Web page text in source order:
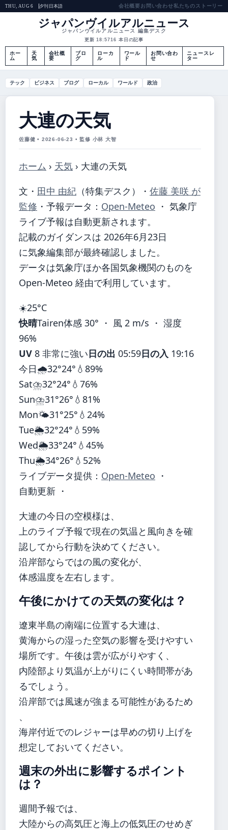
THU, AUG 6 夕刊 日本語 会社概要お問い合わせ私たちのストーリー
ジャパンヴイルアルニュース
ジャパンヴイルアルニュース 編集デスク
更新 18:5716 本日の記事
ホー
ム
天
気
会社概
要
ブロ
グ
ローカ
ル
ワール
ド
お問い合わ
せ
ニュースレ
ター
テック ビジネス ブログ ローカル ワールド 政治
大連の天気
佐藤健 • 2026-06-23 • 監修 小林 大智
ホーム › 天気 › 大連の天気
文・ 田中 由紀 （特集デスク） ・ 佐藤 美咲 が
監修 ・ 予報データ： Open-Meteo ・ 気象庁
ライブ予報は自動更新されます。
記載のガイダンスは 2026年6月23日
に気象編集部が最終確認しました。
データは気象庁ほか各国気象機関のものを
Open-Meteo 経由で利用しています。
☀️25°C
快晴Tairen体感 30° ・ 風 2 m/s ・ 湿度
96%
UV 8 非常に強い日の出 05:59日の入 19:16
今日🌧️32°24° 💧89%
Sat⛈️32°24° 💧76%
Sun⛈️31°26° 💧81%
Mon🌤️31°25° 💧24%
Tue🌦️32°24° 💧59%
Wed🌦️33°24° 💧45%
Thu🌦️34°26° 💧52%
ライブデータ提供： Open-Meteo ・
自動更新 ・
大連の今日の空模様は、
上のライブ予報で現在の気温と風向きを確
認してから行動を決めてください。
沿岸部ならではの風の変化が、
体感温度を左右します。
午後にかけての天気の変化は？
遼東半島の南端に位置する大連は、
黄海からの湿った空気の影響を受けやすい
場所です。午後は雲が広がりやすく、
内陸部より気温が上がりにくい時間帯があ
るでしょう。
沿岸部では風速が強まる可能性があるため
、
海岸付近でのレジャーは早めの切り上げを
想定しておいてください。
週末の外出に影響するポイント
は？
週間予報では、
大陸からの高気圧と海上の低気圧のせめぎ